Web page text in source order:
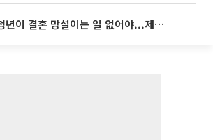
李대통령 “청년이 결혼 망설이는 일 없어야...제도상 불이익 조사”